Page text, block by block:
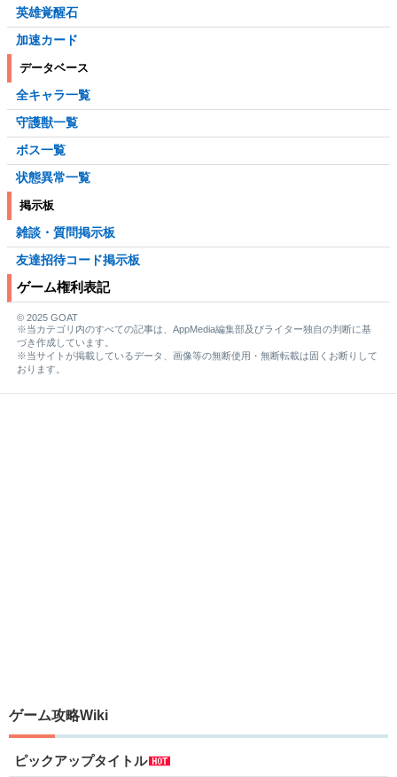
英雄覚醒石
加速カード
データベース
全キャラ一覧
守護獣一覧
ボス一覧
状態異常一覧
掲示板
雑談・質問掲示板
友達招待コード掲示板
ゲーム権利表記
© 2025 GOAT
※当カテゴリ内のすべての記事は、AppMedia編集部及びライター独自の判断に基
づき作成しています。
※当サイトが掲載しているデータ、画像等の無断使用・無断転載は固くお断りして
おります。
ゲーム攻略Wiki
ピックアップタイトル